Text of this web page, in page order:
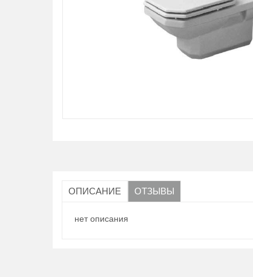
ОПИСАНИЕ ОТЗЫВЫ
нет описания